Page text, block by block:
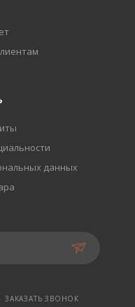
данных
ЗАКАЗАТЬ ЗВОНОК